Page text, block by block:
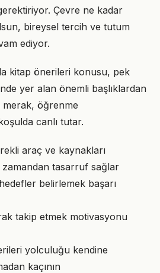
Çevre ne kadar
bireysel tercih ve tutum
ediyor.
kitap önerileri konusu, pek
yer alan önemli başlıklardan
öğrenme
canlı tutar.
araç ve kaynakları
zamandan tasarruf sağlar
belirlemek başarı
takip etmek motivasyonu
yolculuğu kendine
kaçının